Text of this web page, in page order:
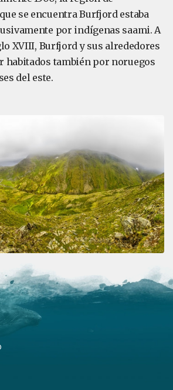
se encuentra Burfjord estaba
por indígenas saami. A
XVIII, Burfjord y sus alrededores
habitados también por noruegos
del este.